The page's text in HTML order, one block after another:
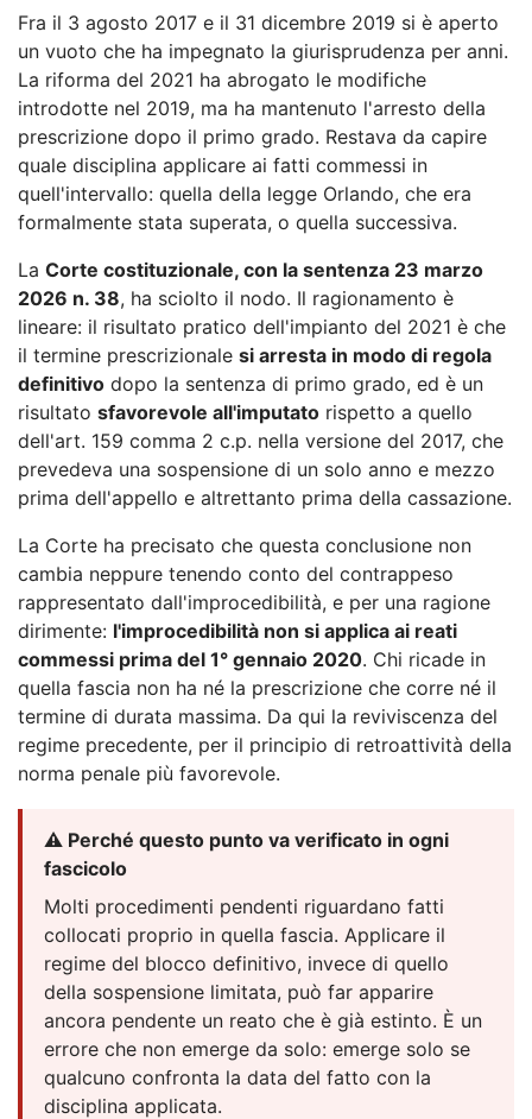
Fra il 3 agosto 2017 e il 31 dicembre 2019 si è aperto
un vuoto che ha impegnato la giurisprudenza per anni.
La riforma del 2021 ha abrogato le modifiche
introdotte nel 2019, ma ha mantenuto l'arresto della
prescrizione dopo il primo grado. Restava da capire
quale disciplina applicare ai fatti commessi in
quell'intervallo: quella della legge Orlando, che era
formalmente stata superata, o quella successiva.
La Corte costituzionale, con la sentenza 23 marzo
2026 n. 38, ha sciolto il nodo. Il ragionamento è
lineare: il risultato pratico dell'impianto del 2021 è che
il termine prescrizionale si arresta in modo di regola
definitivo dopo la sentenza di primo grado, ed è un
risultato sfavorevole all'imputato rispetto a quello
dell'art. 159 comma 2 c.p. nella versione del 2017, che
prevedeva una sospensione di un solo anno e mezzo
prima dell'appello e altrettanto prima della cassazione.
La Corte ha precisato che questa conclusione non
cambia neppure tenendo conto del contrappeso
rappresentato dall'improcedibilità, e per una ragione
dirimente: l'improcedibilità non si applica ai reati
commessi prima del 1° gennaio 2020. Chi ricade in
quella fascia non ha né la prescrizione che corre né il
termine di durata massima. Da qui la reviviscenza del
regime precedente, per il principio di retroattività della
norma penale più favorevole.
⚠️ Perché questo punto va verificato in ogni
fascicolo
Molti procedimenti pendenti riguardano fatti
collocati proprio in quella fascia. Applicare il
regime del blocco definitivo, invece di quello
della sospensione limitata, può far apparire
ancora pendente un reato che è già estinto. È un
errore che non emerge da solo: emerge solo se
qualcuno confronta la data del fatto con la
disciplina applicata.